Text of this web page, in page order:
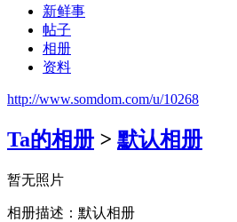
新鲜事
帖子
相册
资料
http://www.somdom.com/u/10268
Ta的相册 > 默认相册
暂无照片
相册描述：默认相册